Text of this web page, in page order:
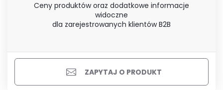
Ceny produktów oraz dodatkowe informacje
widoczne
dla zarejestrowanych klientów B2B
ZAPYTAJ O PRODUKT